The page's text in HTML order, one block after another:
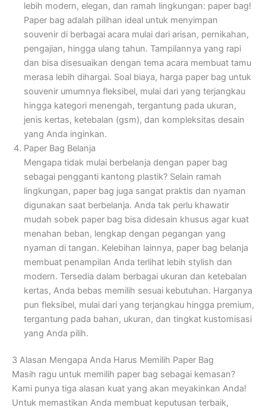
lebih modern, elegan, dan ramah lingkungan: paper bag!
Paper bag adalah pilihan ideal untuk menyimpan
souvenir di berbagai acara mulai dari arisan, pernikahan,
pengajian, hingga ulang tahun. Tampilannya yang rapi
dan bisa disesuaikan dengan tema acara membuat tamu
merasa lebih dihargai. Soal biaya, harga paper bag untuk
souvenir umumnya fleksibel, mulai dari yang terjangkau
hingga kategori menengah, tergantung pada ukuran,
jenis kertas, ketebalan (gsm), dan kompleksitas desain
yang Anda inginkan.
Paper Bag Belanja
Mengapa tidak mulai berbelanja dengan paper bag
sebagai pengganti kantong plastik? Selain ramah
lingkungan, paper bag juga sangat praktis dan nyaman
digunakan saat berbelanja. Anda tak perlu khawatir
mudah sobek paper bag bisa didesain khusus agar kuat
menahan beban, lengkap dengan pegangan yang
nyaman di tangan. Kelebihan lainnya, paper bag belanja
membuat penampilan Anda terlihat lebih stylish dan
modern. Tersedia dalam berbagai ukuran dan ketebalan
kertas, Anda bebas memilih sesuai kebutuhan. Harganya
pun fleksibel, mulai dari yang terjangkau hingga premium,
tergantung pada bahan, ukuran, dan tingkat kustomisasi
yang Anda pilih.
3 Alasan Mengapa Anda Harus Memilih Paper Bag
Masih ragu untuk memilih paper bag sebagai kemasan?
Kami punya tiga alasan kuat yang akan meyakinkan Anda!
Untuk memastikan Anda membuat keputusan terbaik,